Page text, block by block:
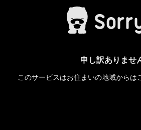
申し訳ありませ
このサービスはお住まいの地域からは